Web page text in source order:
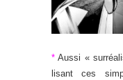
* Aussi «
lisant ces